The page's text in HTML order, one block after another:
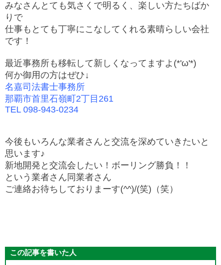
みなさんとても気さくで明るく、楽しい方たちばか
りで
仕事もとても丁寧にこなしてくれる素晴らしい会社
です！
最近事務所も移転して新しくなってますよ(*'ω'*)
何か御用の方はぜひ↓
名嘉司法書士事務所
那覇市首里石嶺町2丁目261
TEL 098-943-0234
今後もいろんな業者さんと交流を深めていきたいと
思い ます♪
新地開発と交流会したい！ボーリング勝負！！
という業者さん 同業者さん
ご連絡お待ちしておりまーす(^^)/(笑)（笑）
この記事を書いた人